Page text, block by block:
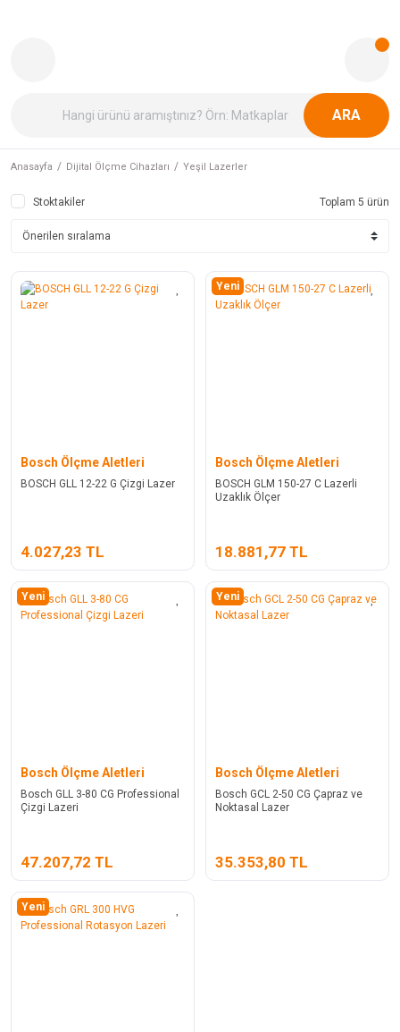
ARA
Anasayfa Dijital Ölçme Cihazları Yeşil Lazerler
Stoktakiler Toplam 5 ürün
Bosch Ölçme Aletleri
BOSCH GLL 12-22 G Çizgi Lazer
4.027,23 TL
Yeni
Bosch Ölçme Aletleri
BOSCH GLM 150-27 C Lazerli
Uzaklık Ölçer
18.881,77 TL
Yeni
Bosch Ölçme Aletleri
Bosch GLL 3-80 CG Professional
Çizgi Lazeri
47.207,72 TL
Yeni
Bosch Ölçme Aletleri
Bosch GCL 2-50 CG Çapraz ve
Noktasal Lazer
35.353,80 TL
Yeni